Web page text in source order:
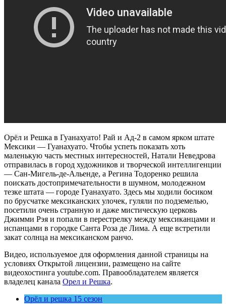
Орёл и Решка в Гуанахуато! Рай и Ад-2 в самом ярком штате
Мексики — Гуанахуато. Чтобы успеть показать хоть
маленькую часть местных интересностей, Натали Неведрова
отправилась в город художников и творческой интеллигенции
— Сан-Мигель-де-Альенде, а Регина Тодоренко решила
поискать достопримечательности в шумном, молодежном
тезке штата — городе Гуанахуато. Здесь мы ходили босиком
по брусчатке мексиканских улочек, гуляли по подземелью,
посетили очень странную и даже мистическую церковь
Джимми Рэя и попали в перестрелку между мексиканцами и
испанцами в городке Санта Роза де Лима. А еще встретили
закат солнца на мексиканском ранчо.
Видео, используемое для оформления данной страницы на
условиях Открытой лицензии, размещено на сайте
видеохостинга youtube.com. Правообладателем является
владелец канала Орел и Решка.
Орёл и решка 15 сезон